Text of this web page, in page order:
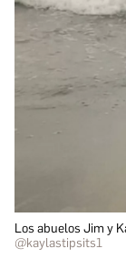
Los abuelos Jim y
@kaylastipsits1